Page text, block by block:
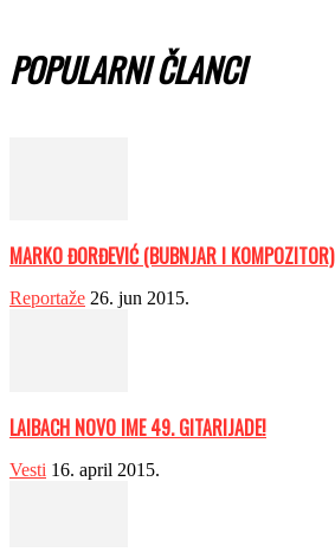
POPULARNI ČLANCI
MARKO ĐORĐEVIĆ (BUBNJAR I KOMPOZITOR)
Reportaže 26. jun 2015.
LAIBACH NOVO IME 49. GITARIJADE!
Vesti 16. april 2015.